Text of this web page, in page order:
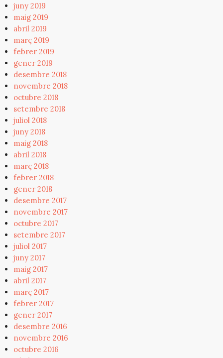
juny 2019
maig 2019
abril 2019
març 2019
febrer 2019
gener 2019
desembre 2018
novembre 2018
octubre 2018
setembre 2018
juliol 2018
juny 2018
maig 2018
abril 2018
març 2018
febrer 2018
gener 2018
desembre 2017
novembre 2017
octubre 2017
setembre 2017
juliol 2017
juny 2017
maig 2017
abril 2017
març 2017
febrer 2017
gener 2017
desembre 2016
novembre 2016
octubre 2016